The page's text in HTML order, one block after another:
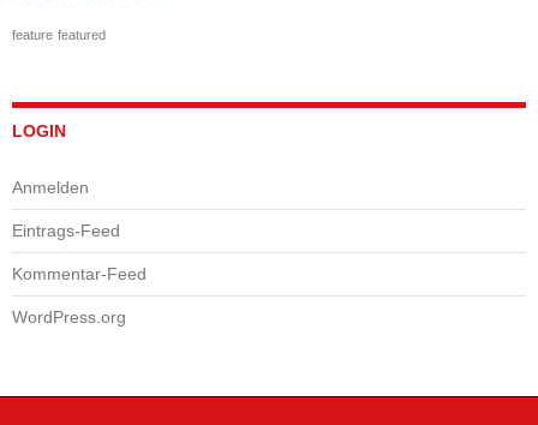
feature featured
LOGIN
Anmelden
Eintrags-Feed
Kommentar-Feed
WordPress.org